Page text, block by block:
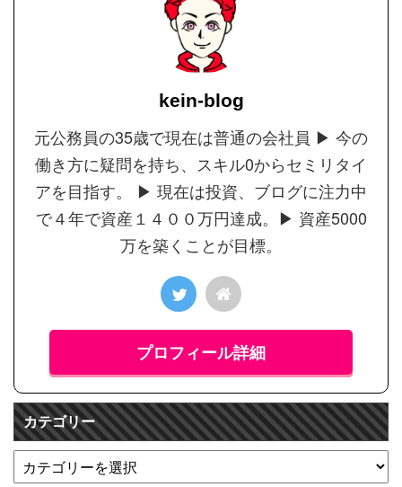
kein-blog
元公務員の35歳で現在は普通の会社員 ▶︎ 今の
働き方に疑問を持ち、スキル0からセミリタイ
アを目指す。 ▶︎ 現在は投資、ブログに注力中
で４年で資産１４００万円達成。▶︎ 資産5000
万を築くことが目標。
プロフィール詳細
カテゴリー